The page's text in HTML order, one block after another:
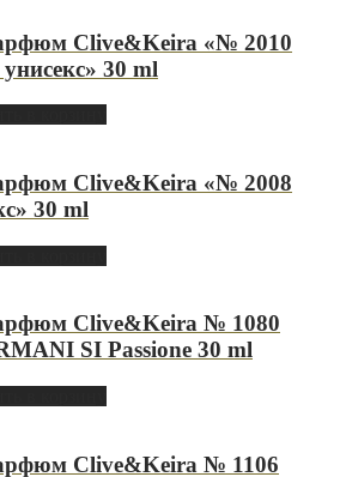
Clive&Keira «№ 2010
30 ml
Clive&Keira «№ 2008
30 ml
Clive&Keira № 1080
SI Passione 30 ml
Clive&Keira № 1106